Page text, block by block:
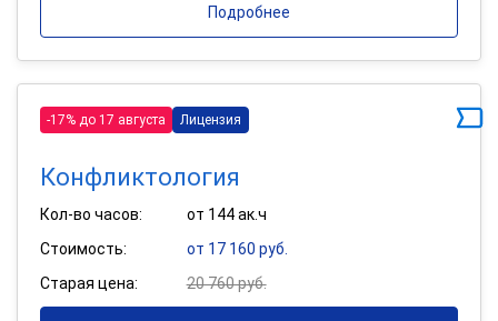
Подробнее
-17% до 17 августа Лицензия
Конфликтология
Кол-во часов:
от 144 ак.ч
Стоимость:
от 17 160 руб.
Старая цена:
20 760 руб.